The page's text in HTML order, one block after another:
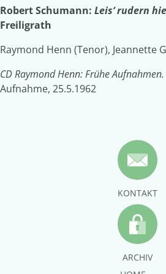
Robert Schumann: Leis‘ rudern
Freiligrath
Raymond Henn (Tenor), Jeannette
CD Raymond Henn: Frühe
Aufnahme, 25.5.1962
KONTAKT
ARCHIV